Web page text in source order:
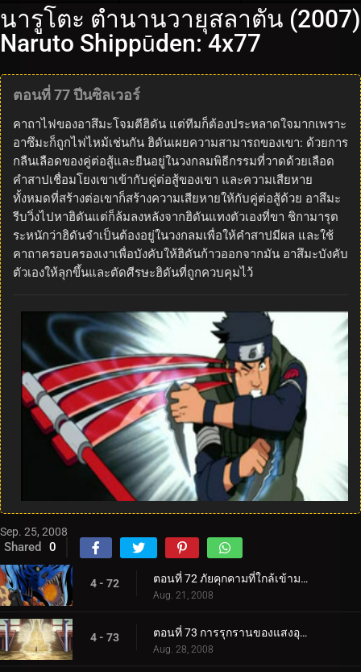
นารูโตะ ตำนานวายุสลาตัน (2007)
Naruto Shippūden: 4x77
ตอนที่ 77 ปีนซิลเวอร์
คาถาไฟของอาสึมะโจมตีฮิดัน แต่ทีมก็ต้องประหลาดใจมากเพราะ
อาซึมะก็ถูกไฟไหม้เช่นกัน ฮิดันเผยความสามารถของเขา: ด้วยการ
กลืนเลือดของคู่ต่อสู้และยืนอยู่ในวงกลมพิธีกรรมที่วาดด้วยเลือด
คำสาปเชื่อมโยงเขาเข้ากับคู่ต่อสู้ของเขา และความเสียหาย
ทั้งหมดที่สร้างต่อเขาก็สร้างความเสียหายให้กับคู่ต่อสู้ด้วย อาสึมะ
รีบวิ่งไปหาฮิดันแต่ก็ล้มลงหลังจากฮิดันแทงตัวเองที่ขา ชิกามารุต
ระหนักว่าฮิดันจำเป็นต้องอยู่ในวงกลมเพื่อให้คำสาปมีผล และใช้
คาถาครอบครองเงาเพื่อบังคับให้ฮิดันก้าวออกจากมัน อาสึมะบังคับ
ตัวเองให้ลุกขึ้นและตัดศีรษะฮิดันที่ถูกควบคุมไว้
Sep. 25, 2008
Shared 0
4 - 72 ตอนที่ 72 ภัยคุกคามที่ใกล้เข้ามาอย่างเงียบ ๆ
Aug. 21, 2008
4 - 73 ตอนที่ 73 การรุกรานของแสงอุษา
Aug. 28, 2008